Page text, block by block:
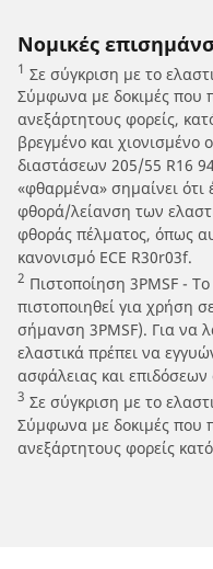
Νομικές
1 Σε σύγκριση με το
Σύμφωνα με δοκιμές που
ανεξάρτητους φορείς,
βρεγμένο και
διαστάσεων 205/55 R16
«φθαρμένα» σημαίνει
φθορά/λείανση των
φθοράς πέλματος, όπως
κανονισμό ECE R30r03f.
2 Πιστοποίηση 3PMSF -
πιστοποιηθεί για χρήση
σήμανση 3PMSF). Για να
ελαστικά πρέπει να
ασφάλειας και επιδόσεων
3 Σε σύγκριση με το
Σύμφωνα με δοκιμές που
ανεξάρτητους φορείς